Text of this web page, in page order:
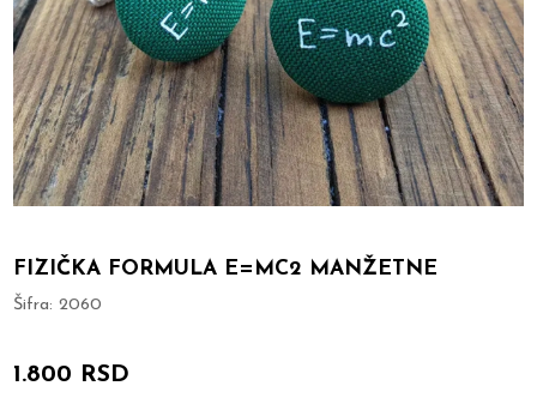
FIZIČKA FORMULA E=MC2 MANŽETNE
Šifra:2060
1.800 RSD